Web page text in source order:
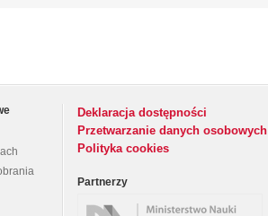
Deklaracja dostępności
Przetwarzanie danych osobowych
Polityka cookies
Partnerzy